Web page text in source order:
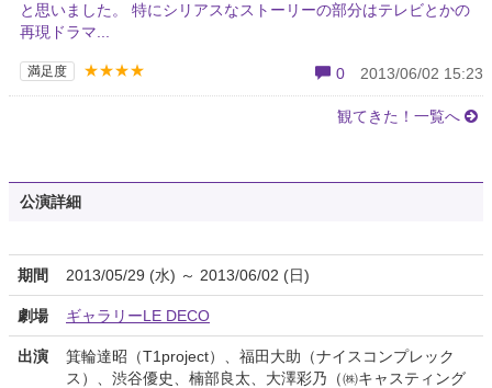
と思いました。 特にシリアスなストーリーの部分はテレビとかの
再現ドラマ...
満足度 ★★★★ 0 2013/06/02 15:23
観てきた！一覧へ
公演詳細
期間 2013/05/29 (水) ～ 2013/06/02 (日)
劇場 ギャラリーLE DECO
出演
箕輪達昭（T1project）、福田大助（ナイスコンプレック
ス）、渋谷優史、楠部良太、大澤彩乃（㈱キャスティング